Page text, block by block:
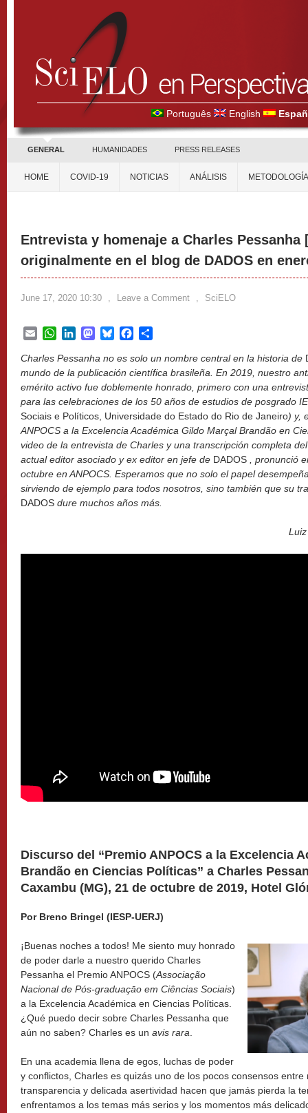
Português English
GENERAL HUMANIDADES PRESS RELEASES
HOME COVID-19 NOTICIAS ANÁLISIS METODOLOGÍA
Entrevista y homenaje a Charles Pessanha
originalmente en el blog de DADOS en
June 17, 2020 10:30 , Leave a Comment , SciELO
EmailWhatsApp
LinkedInMastodon
BlueskyFacebook
Charles Pessanha no es solo un nombre central en la historia de
mundo de la publicación científica brasileña. En 2019, nuestro
emérito activo fue doblemente honrado, primero con una
para las celebraciones de los 50 años de estudios de posgrado
Sociais e Políticos, Universidade do Estado do Rio de Janeiro) y,
ANPOCS a la Excelencia Académica Gildo Marçal Brandão en
video de la entrevista de Charles y una transcripción completa
actual editor asociado y ex editor en jefe de DADOS
, pronunció
octubre en ANPOCS. Esperamos que no solo el papel
sirviendo de ejemplo para todos nosotros, sino también que su
DADOS dure muchos años más.
Discurso del “Premio ANPOCS a la Excelencia
Brandão en Ciencias Políticas” a Charles
Caxambu (MG), 21 de octubre de 2019, Hotel
Por Breno Bringel (IESP-UERJ)
¡Buenas noches a todos! Me siento muy honrado
de poder darle a nuestro querido Charles
Pessanha el Premio ANPOCS (Associação
Nacional de Pós-graduaçāo em Ciências Sociais)
a la Excelencia Académica en Ciencias Políticas.
¿Qué puedo decir sobre Charles Pessanha que
aún no saben? Charles es un avis rara
En una academia llena de egos, luchas de poder
y conflictos, Charles es quizás uno de los pocos consensos
transparencia y delicada asertividad hacen que jamás pierda la
enfrentamos a los temas más serios y los momentos más